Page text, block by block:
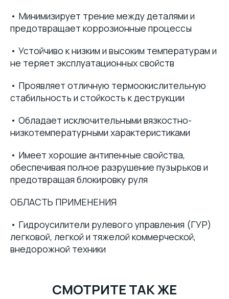
• Минимизирует трение между деталями и
предотвращает коррозионные процессы
• Устойчиво к низким и высоким температурам и
не теряет эксплуатационных свойств
• Проявляет отличную термоокислительную
стабильность и стойкость к деструкции
• Обладает исключительными вязкостно-
низкотемпературными характеристиками
• Имеет хорошие антипенные свойства,
обеспечивая полное разрушение пузырьков и
предотвращая блокировку руля
ОБЛАСТЬ ПРИМЕНЕНИЯ
• Гидроусилители рулевого управления (ГУР)
легковой, легкой и тяжелой коммерческой,
внедорожной техники
СМОТРИТЕ ТАК ЖЕ